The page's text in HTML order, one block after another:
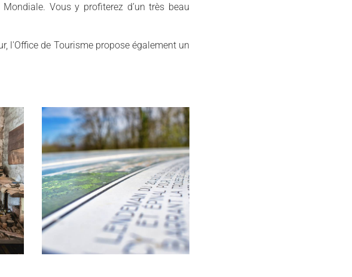
Vous y profiterez d’un très beau
l'Office de Tourisme propose également un